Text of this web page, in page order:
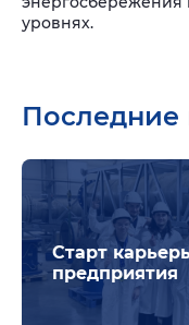
уровнях.
Последние
Старт
предприятия